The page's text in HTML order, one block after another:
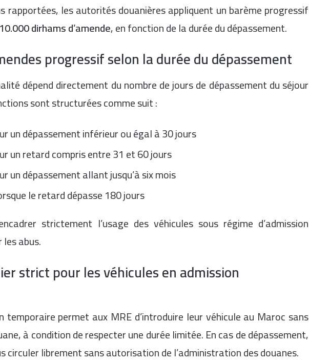
rapportées, les autorités douanières appliquent un barème progressif
10.000 dirhams d’amende, en fonction de la durée du dépassement.
progressif selon la durée du dépassement
dépend directement du nombre de jours de dépassement du séjour
sont structurées comme suit :
un dépassement inférieur ou égal à 30 jours
un retard compris entre 31 et 60 jours
un dépassement allant jusqu’à six mois
le retard dépasse 180 jours
strictement l’usage des véhicules sous régime d’admission
abus.
strict pour les véhicules en admission
temporaire permet aux MRE d’introduire leur véhicule au Maroc sans
à condition de respecter une durée limitée. En cas de dépassement,
circuler librement sans autorisation de l’administration des douanes.